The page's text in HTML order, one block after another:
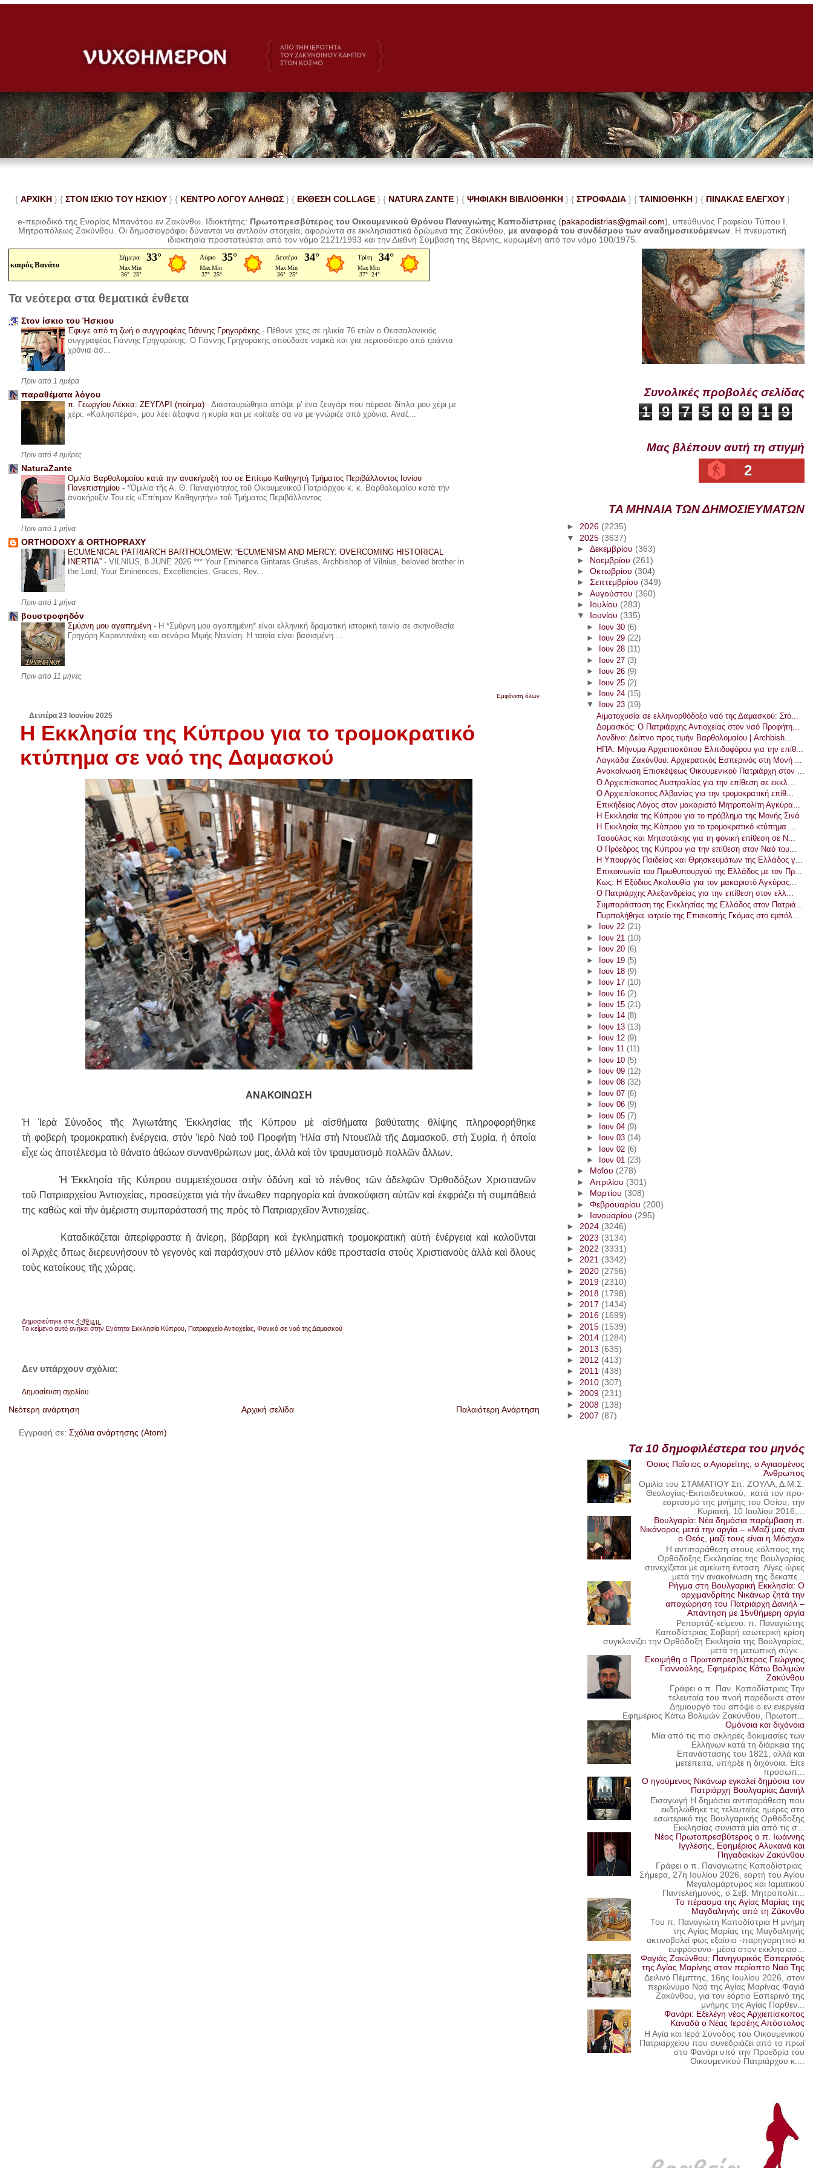
{ ΑΡΧΙΚΗ } { ΣΤΟΝ ΙΣΚΙΟ ΤΟΥ ΗΣΚΙΟΥ } { ΚΕΝΤΡΟ ΛΟΓΟΥ ΑΛΗΘΩΣ } { ΕΚΘΕΣΗ COLLAGE }{ NATURA ZANTE} { ΨΗΦΙΑΚΗ ΒΙΒΛΙΟΘΗΚΗ } { ΣΤΡΟΦΑΔΙΑ } { ΤΑΙΝΙΟΘΗΚΗ } { ΠΙΝΑΚΑΣ ΕΛΕΓΧΟΥ}
e-περιοδικό της Ενορίας Μπανάτου εν Ζακύνθω. Ιδιοκτήτης: Πρωτοπρεσβύτερος του Οικουμενικού Θρόνου Παναγιώτης Καποδίστριας (pakapodistrias@gmail.com), υπεύθυνος Γραφείου Τύπου Ι.
Μητροπόλεως Ζακύνθου.Οι δημοσιογράφοι δύνανται να αντλούν στοιχεία, αφορώντα σε εκκλησιαστικά δρώμενα της Ζακύνθου, με αναφορά του συνδέσμου των αναδημοσιευόμενων . Ηπνευματική
ιδιοκτησία προστατεύεται από τον νόμο 2121/1993 και την Διεθνή Σύμβαση της Βέρνης, κυρωμένη από τον νόμο 100/1975.
καιρός Βανάτο
Τα νεότερα στα θεματικά ένθετα
Στον ίσκιο του Ήσκιου
Έφυγε από τη ζωή ο συγγραφέας Γιάννης Γρηγοράκης - Πέθανε χτες σε ηλικία 76 ετών ο Θεσσαλονικιός
συγγραφέας Γιάννης Γρηγοράκης. Ο Γιάννης Γρηγοράκης σπούδασε νομικά και για περισσότερο από τριάντα
χρόνια άσ...
Πριν από 1 ημέρα
παραθέματα λόγου
π. Γεωργίου Λέκκα: ΖΕΥΓΑΡΙ (ποίημα) - Διασταυρώθηκα απόψε μ’ ένα ζευγάρι που πέρασε δίπλα μου χέρι με
χέρι. «Καλησπέρα», μου λέει άξαφνα η κυρία και με κοίταξε σα να με γνώριζε από χρόνια. Αναζ...
Πριν από 4 ημέρες
NaturaZante
Ομιλία Βαρθολομαίου κατά την ανακήρυξή του σε Επίτιμο Καθηγητή Τμήματος Περιβάλλοντος Ιονίου
Πανεπιστημίου - *Ὁμιλία τῆς Α. Θ. Παναγιότητος τοῦ Οἰκουμενικοῦ Πατριάρχου κ. κ. Βαρθολομαίου κατά τήν
ἀνακήρυξίν Του εἰς «Ἐπίτιμον Καθηγητήν» τοῦ Τμήματος Περιβάλλοντος...
Πριν από 1 μήνα
ORTHODOXY & ORTHOPRAXY
ECUMENICAL PATRIARCH BARTHOLOMEW: “ECUMENISM AND MERCY: OVERCOMING HISTORICAL
INERTIA” - VILNIUS, 8 JUNE 2026 *** Your Eminence Gintaras Grušas, Archbishop of Vilnius, beloved brother in
the Lord, Your Eminences, Excellencies, Graces, Rev...
Πριν από 1 μήνα
βουστροφηδόν
Σμύρνη μου αγαπημένη - Η *Σμύρνη μου αγαπημένη* είναι ελληνική δραματική ιστορική ταινία σε σκηνοθεσία
Γρηγόρη Καραντινάκη και σενάριο Μιμής Ντενίση. Η ταινία είναι βασισμένη ...
Πριν από 11 μήνες
Εμφάνιση όλων
Δευτέρα 23 Ιουνίου 2025
Η Εκκλησία της Κύπρου για το τρομοκρατικό
κτύπημα σε ναό της Δαμασκού
ΑΝΑΚΟΙΝΩΣΗ
Ἡ Ἱ ερὰΣύνοδος τῆς ἉγιωτάτηςἘκκλησίας τῆς Κύπρου μὲ αἰσθήματα βαθύτατης θλίψης πληροφορήθηκε
τὴ φοβερὴ τρομοκρατικὴ ἐνέργεια, στὸν Ἱ ερὸΝαὸτοῦ Προφήτη Ἠλία στὴ Ντουεϊλὰ τῆς Δαμασκοῦ, στὴ Συρία, ἡ ὁποία
εἶχεὡςἀποτέλεσμα τὸ θάνατοἀθώων συνανθρώπων μας,ἀλλὰ καὶ τὸν τραυματισμὸ πολλῶνἄλλων.
Ἡ Ἐκκλησία τῆς Κύπρου συμμετέχουσα στὴν ὀδύνη καὶ τὸ πένθος τῶνἀδελφῶνὈρθοδόξων Χριστιανῶν
τοῦ ΠατριαρχείουἈντιοχείας, προσεύχεται γιὰ τὴνἄνωθεν παρηγορία καὶ ἀνακούφιση αὐτῶν καὶ ἐκφράζει τὴ συμπάθειά
της καθὼς καὶ τὴνἀμέριστη συμπαράστασή της πρὸς τὸ ΠατριαρχεῖονἈντιοχείας.
Καταδικάζεταιἀπερίφραστα ἡ ἀνίερη, βάρβαρη καὶ ἐγκληματικὴ τρομοκρατικὴ αὐτὴ ἐνέργεια καὶ καλοῦνται
οἱ Ἀρχὲς ὅπως διερευνήσουν τὸ γεγονὸς καὶ παράσχουν στὸ μέλλον κάθε προστασία στοὺς Χριστιανοὺςἀλλὰ καὶ ὅλους
τοὺς κατοίκους τῆς χώρας.
Δημοσιεύτηκε στις4:49 μ.μ.
Το κείμενο αυτό ανήκει στην ΕνότηταΕκκλησία Κύπρου ,Πατριαρχείο Αντιοχείας ,Φονικό σε ναό της Δαμασκού
Δεν υπάρχουν σχόλια:
Δημοσίευση σχολίου
Νεότερη ανάρτηση Παλαιότερη Ανάρτηση
Αρχική σελίδα
Εγγραφή σε:Σχόλια ανάρτησης (Atom)
Συνολικές προβολές σελίδας
1 9 7 5 0 9 1 9
Μας βλέπουν αυτή τη στιγμή
2
ΤΑ ΜΗΝΑΙΑ ΤΩΝ ΔΗΜΟΣΙΕΥΜΑΤΩΝ
►2026 (2235)
▼ 2025 (3637)
► Δεκεμβρίου (363)
► Νοεμβρίου (261)
► Οκτωβρίου (304)
► Σεπτεμβρίου (349)
► Αυγούστου (360)
►
Ιουλίου (283)
▼
Ιουνίου (335)
►
Ιουν 30 (6)
►
Ιουν 29 (22)
►
Ιουν 28 (11)
►
Ιουν 27 (3)
►
Ιουν 26 (9)
► Ιουν 25 (2)
►
Ιουν 24 (15)
▼
Ιουν 23 (19)
Αιματοχυσία σε ελληνορθόδοξο ναό της Δαμασκού: Στό...
Δαμασκός: Ο Πατριάρχης Αντιοχείας στον ναό Προφήτη...
Λονδίνο: Δείπνο προς τιμήν Βαρθολομαίου | Archbish...
ΗΠΑ: Μήνυμα Αρχιεπισκόπου Ελπιδοφόρου για την επίθ...
Λαγκάδα Ζακύνθου: Αρχιερατικός Εσπερινός στη Μονή ...
Ανακοίνωση Επισκέψεως Οικουμενικού Πατριάρχη στον ...
Ο Αρχιεπίσκοπος Αυστραλίας για την επίθεση σε εκκλ...
Ο Αρχιεπίσκοπος Αλβανίας για την τρομοκρατική επίθ...
Επικήδειος Λόγος στον μακαριστό Μητροπολίτη Αγκύρα...
Η Εκκλησία της Κύπρου για το πρόβλημα της Μονής Σινά
Η Εκκλησία της Κύπρου για το τρομοκρατικό κτύπημα ...
Τασούλας και Μητσοτάκης για τη φονική επίθεση σε Ν...
Ο Πρόεδρος της Κύπρου για την επίθεση στον Ναό του...
Η Υπουργός Παιδείας και Θρησκευμάτων της Ελλάδος γ...
Επικοινωνία του Πρωθυπουργού της Ελλάδος με τον Πρ...
Κως: Η Εξόδιος Ακολουθία για τον μακαριστό Αγκύρας...
Ο Πατριάρχης Αλεξανδρείας για την επίθεση στον ελλ...
Συμπαράσταση της Εκκλησίας της Ελλάδος στον Πατριά...
Πυρπολήθηκε ιατρείο της Επισκοπής Γκόμας στο εμπόλ...
►
Ιουν 22 (21)
►
Ιουν 21 (10)
►
Ιουν 20 (6)
► Ιουν 19 (5)
►
Ιουν 18 (9)
►
Ιουν 17 (10)
► Ιουν 16 (2)
►
Ιουν 15 (21)
►
Ιουν 14 (8)
► Ιουν 13 (13)
►
Ιουν 12 (9)
►
Ιουν 11 (11)
►
Ιουν 10 (5)
►
Ιουν 09 (12)
►
Ιουν 08 (32)
►
Ιουν 07 (6)
►
Ιουν 06 (9)
► Ιουν 05 (7)
►
Ιουν 04 (9)
►
Ιουν 03 (14)
► Ιουν 02 (6)
►
Ιουν 01 (23)
►
Μαΐου (278)
► Απριλίου (301)
►
Μαρτίου (308)
► Φεβρουαρίου (200)
►
Ιανουαρίου (295)
►2024 (3246)
► 2023 (3134)
►2022 (3331)
►2021 (3342)
► 2020 (2756)
►2019 (2310)
► 2018 (1798)
►2017 (1434)
►2016 (1699)
► 2015 (1539)
►2014 (1284)
► 2013 (635)
► 2012 (413)
►2011 (438)
► 2010 (307)
►2009 (231)
► 2008 (138)
► 2007 (87)
Τα 10 δημοφιλέστερα του μηνός
Όσιος Παΐσιος ο Αγιορείτης, ο Αγιασμένος
Άνθρωπος
Ομιλία του ΣΤΑΜΑΤΙΟΥ Σπ. ΖΟΥΛΑ, Δ.Μ.Σ.
Θεολογίας-Εκπαιδευτικού, κατά τον προ-
εορτασμό της μνήμης του Οσίου, την
Κυριακή, 10 Ιουλίου 2016,...
Βουλγαρία: Νέα δημόσια παρέμβαση π.
Νικάνορος μετά την αργία – «Μαζί μας είναι
ο Θεός, μαζί τους είναι η Μόσχα»
Η αντιπαράθεση στους κόλπους της
Ορθόδοξης Εκκλησίας της Βουλγαρίας
συνεχίζεται με αμείωτη ένταση. Λίγες ώρες
μετά την ανακοίνωση της δεκαπε...
Ρήγμα στη Βουλγαρική Εκκλησία: Ο
αρχιμανδρίτης Νικάνωρ ζητά την
αποχώρηση του Πατριάρχη Δανιήλ –
Απάντηση με 15νθήμερη αργία
Ρεπορτάζ-κείμενο: π. Παναγιώτης
Καποδίστριας Σοβαρή εσωτερική κρίση
συγκλονίζει την Ορθόδοξη Εκκλησία της Βουλγαρίας,
μετά τη μετωπική σύγκ...
Εκοιμήθη ο Πρωτοπρεσβύτερος Γεώργιος
Γιαννούλης, Εφημέριος Κάτω Βολιμών
Ζακύνθου
Γράφει ο π. Παν. Καποδίστριας Την
τελευταία του πνοή παρέδωσε στον
Δημιουργό του απόψε ο εν ενεργεία
Εφημέριος Κάτω Βολιμών Ζακύνθου, Πρωτοπ...
Ομόνοια και διχόνοια
Μία από τις πιο σκληρές δοκιμασίες των
Ελλήνων κατά τη διάρκεια της
Επανάστασης του 1821, αλλά και
μετέπειτα, υπήρξε η διχόνοια. Είτε
προσωπ...
Ο ηγούμενος Νικάνωρ εγκαλεί δημόσια τον
Πατριάρχη Βουλγαρίας Δανιήλ
Εισαγωγή Η δημόσια αντιπαράθεση που
εκδηλώθηκε τις τελευταίες ημέρες στο
εσωτερικό της Βουλγαρικής Ορθόδοξης
Εκκλησίας συνιστά μία από τις σ...
Νέος Πρωτοπρεσβύτερος ο π. Ιωάννης
Ιγγλέσης, Εφημέριος Αλυκανά και
Πηγαδακίων Ζακύνθου
Γράφει ο π. Παναγιώτης Καποδίστριας
Σήμερα, 27η Ιουλίου 2026, εορτή του Αγίου
Μεγαλομάρτυρος και Ιαματικού
Παντελεήμονος, ο Σεβ. Μητροπολίτ...
Το πέρασμα της Αγίας Μαρίας της
Μαγδαληνής από τη Ζάκυνθο
Του π. Παναγιώτη Καποδίστρια Η μνήμη
της Αγίας Μαρίας της Μαγδαληνής
ακτινοβολεί φως εξαίσιο -παρηγορητικό κι
ευφρόσυνο- μέσα στον εκκλησιασ...
Φαγιάς Ζακύνθου: Πανηγυρικός Εσπερινός
της Αγίας Μαρίνης στον περίοπτο Ναό Της
Δειλινό Πέμπτης, 16ης Ιουλίου 2026, στον
περιώνυμο Ναό της Αγίας Μαρίνας Φαγιά
Ζακύνθου, για τον εόρτιο Εσπερινό της
μνήμης της Αγίας Παρθεν...
Φανάρι: Εξελέγη νέος Αρχιεπίσκοπος
Καναδά ο Νέας Ιερσέης Απόστολος
Η Αγία και Ιερά Σύνοδος του Οικουμενικού
Πατριαρχείου που συνεδριάζει από το πρωί
στο Φανάρι υπό την Προεδρία του
Οικουμενικού Πατριάρχου κ....